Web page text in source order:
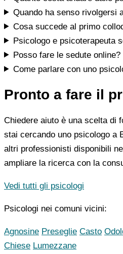
Quando ha senso rivolgersi
Cosa succede al primo
Psicologo e psicoterapeuta
Posso fare le sedute online?
Come parlare con uno
Pronto a fare il
Chiedere aiuto è una scelta di
stai cercando uno psicologo a
altri professionisti disponibili
ampliare la ricerca con la
Vedi tutti gli psicologi
Psicologi nei comuni vicini:
Agnosine Preseglie Casto
Chiese Lumezzane